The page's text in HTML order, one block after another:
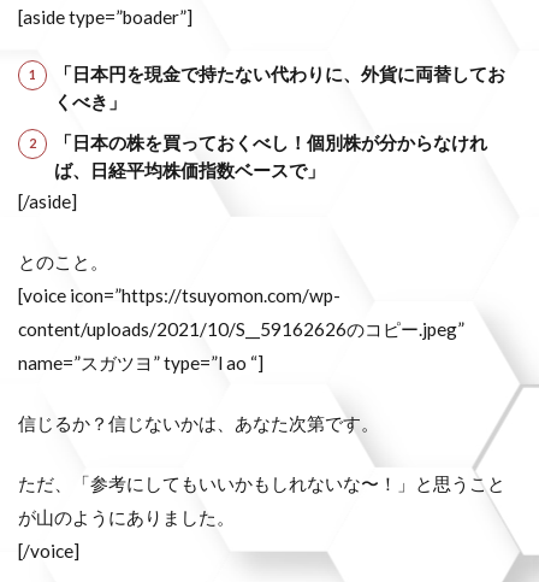
[aside type=”boader”]
「日本円を現金で持たない代わりに、外貨に両替してお
くべき」
「日本の株を買っておくべし！個別株が分からなけれ
ば、日経平均株価指数ベースで」
[/aside]
とのこと。
[voice icon=”https://tsuyomon.com/wp-
content/uploads/2021/10/S__59162626のコピー.jpeg”
name=”スガツヨ” type=”l ao “]
信じるか？信じないかは、あなた次第です。
ただ、「参考にしてもいいかもしれないな〜！」と思うこと
が山のようにありました。
[/voice]